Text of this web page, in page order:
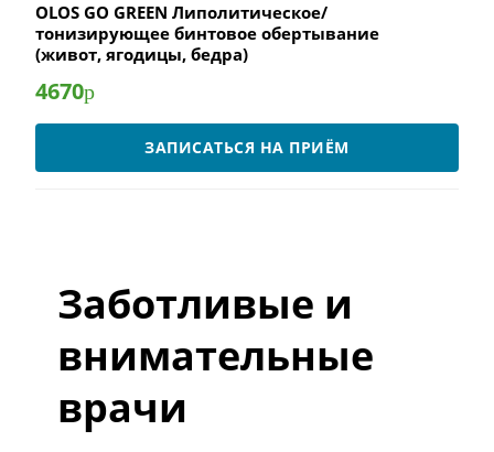
OLOS GO GREEN Липолитическое/
тонизирующее бинтовое обертывание
(живот, ягодицы, бедра)
4670р
ЗАПИСАТЬСЯ НА ПРИЁМ
Заботливые и
внимательные
врачи